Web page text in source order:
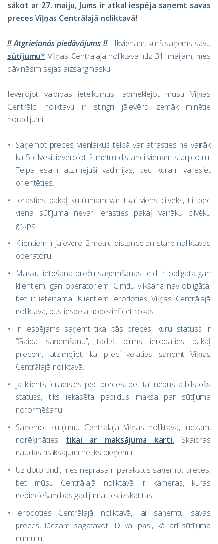
sākot ar 27. maiju, Jums ir atkal iespēja saņemt savas
preces Viļņas Centrālajā noliktavā!
!! Atgriešanās piedāvājums !!- Ikvienam, kurš saņems savu
sūtījumu* Viļņas Centrālajā noliktavā līdz 31. maijam, mēs
dāvināsim sejas aizsargmasku!
Ievērojot valdības ieteikumus, apmeklējot mūsu Viļņas
Centrālo noliktavu ir stingri jāievēro zemāk minētie
norādījumi:
Saņemot preces, vienlaikus telpā var atrasties ne vairāk
kā 5 cilvēki, ievērojot 2 metru distanci vienam starp otru.
Telpā esam atzīmējuši vadlīnijas, pēc kurām varēsiet
orientēties.
Ierasties pakaļ sūtījumam var tikai viens cilvēks, t.i. pēc
viena sūtījuma nevar ierasties pakaļ vairāku cilvēku
grupa.
Klientiem ir jāievēro 2 metru distance arī starp noliktavas
operatoru.
Masku lietošana preču saņemšanas brīdī ir obligāta gan
klientiem, gan operatoriem. Cimdu vilkšana nav obligāta,
bet ir ieteicama. Klientiem ierodoties Viļņas Centrālajā
noliktavā, būs iespēja nodezinficēt rokas.
Ir iespējams saņemt tikai tās preces, kuru statuss ir
‘’Gaida saņemšanu’’, tādēļ, pirms ierodaties pakaļ
precēm, atzīmējiet, ka preci vēlaties saņemt Viļņas
Centrālajā noliktavā.
Ja klients ieradīsies pēc preces, bet tai nebūs atbilstošs
statuss, tiks iekasēta papildus maksa par sūtījuma
noformēšanu.
Saņemot sūtījumu Centrālajā Viļņas noliktavā, lūdzam,
norēķināties tikai ar maksājuma karti. Skaidras
naudas maksājumi netiks pieņemti.
Uz doto brīdi, mēs neprasam parakstus saņemot preces,
bet mūsu Centrālajā noliktavā ir kameras, kuras
nepieciešamības gadījumā tiek izskatītas.
Ierodoties Centrālajā noliktavā, lai saņemtu savas
preces, lūdzam sagatavot ID vai pasi, kā arī sūtījuma
numuru.